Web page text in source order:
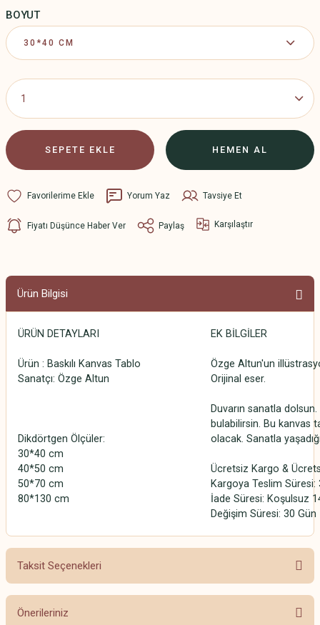
BOYUT
SEPETE EKLE HEMEN AL
Yorum Yaz Tavsiye Et
Fiyatı Düşünce Haber Ver Paylaş Karşılaştır
Ürün Bilgisi
ÜRÜN DETAYLARI
Ürün : Baskılı Kanvas Tablo
Sanatçı: Özge Altun
Dikdörtgen Ölçüler:
30*40 cm
40*50 cm
50*70 cm
80*130 cm
EK BİLGİLER
Özge Altun'un
Orijinal eser.
Duvarın sanatla
bulabilirsin. Bu kanvas
olacak. Sanatla
Ücretsiz Kargo &
Kargoya Teslim
İade Süresi: Koşulsuz
Değişim Süresi: 30 Gün
Taksit Seçenekleri
Önerileriniz